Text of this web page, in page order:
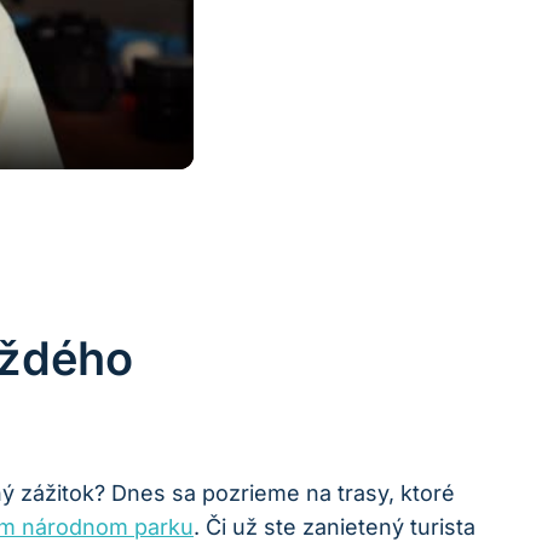
zážitok? Dnes sa pozrieme na trasy,​ ktoré
​národnom parku.​ Či už ste ⁣zanietený turista‌